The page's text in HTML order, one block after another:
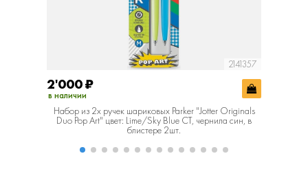
2141357
2'000₽
в наличии
Набор из 2х ручек шариковых Parker "Jotter Originals
Duo Pop Art" цвет: Lime/Sky Blue CT, чернила син, в
блистере 2шт.